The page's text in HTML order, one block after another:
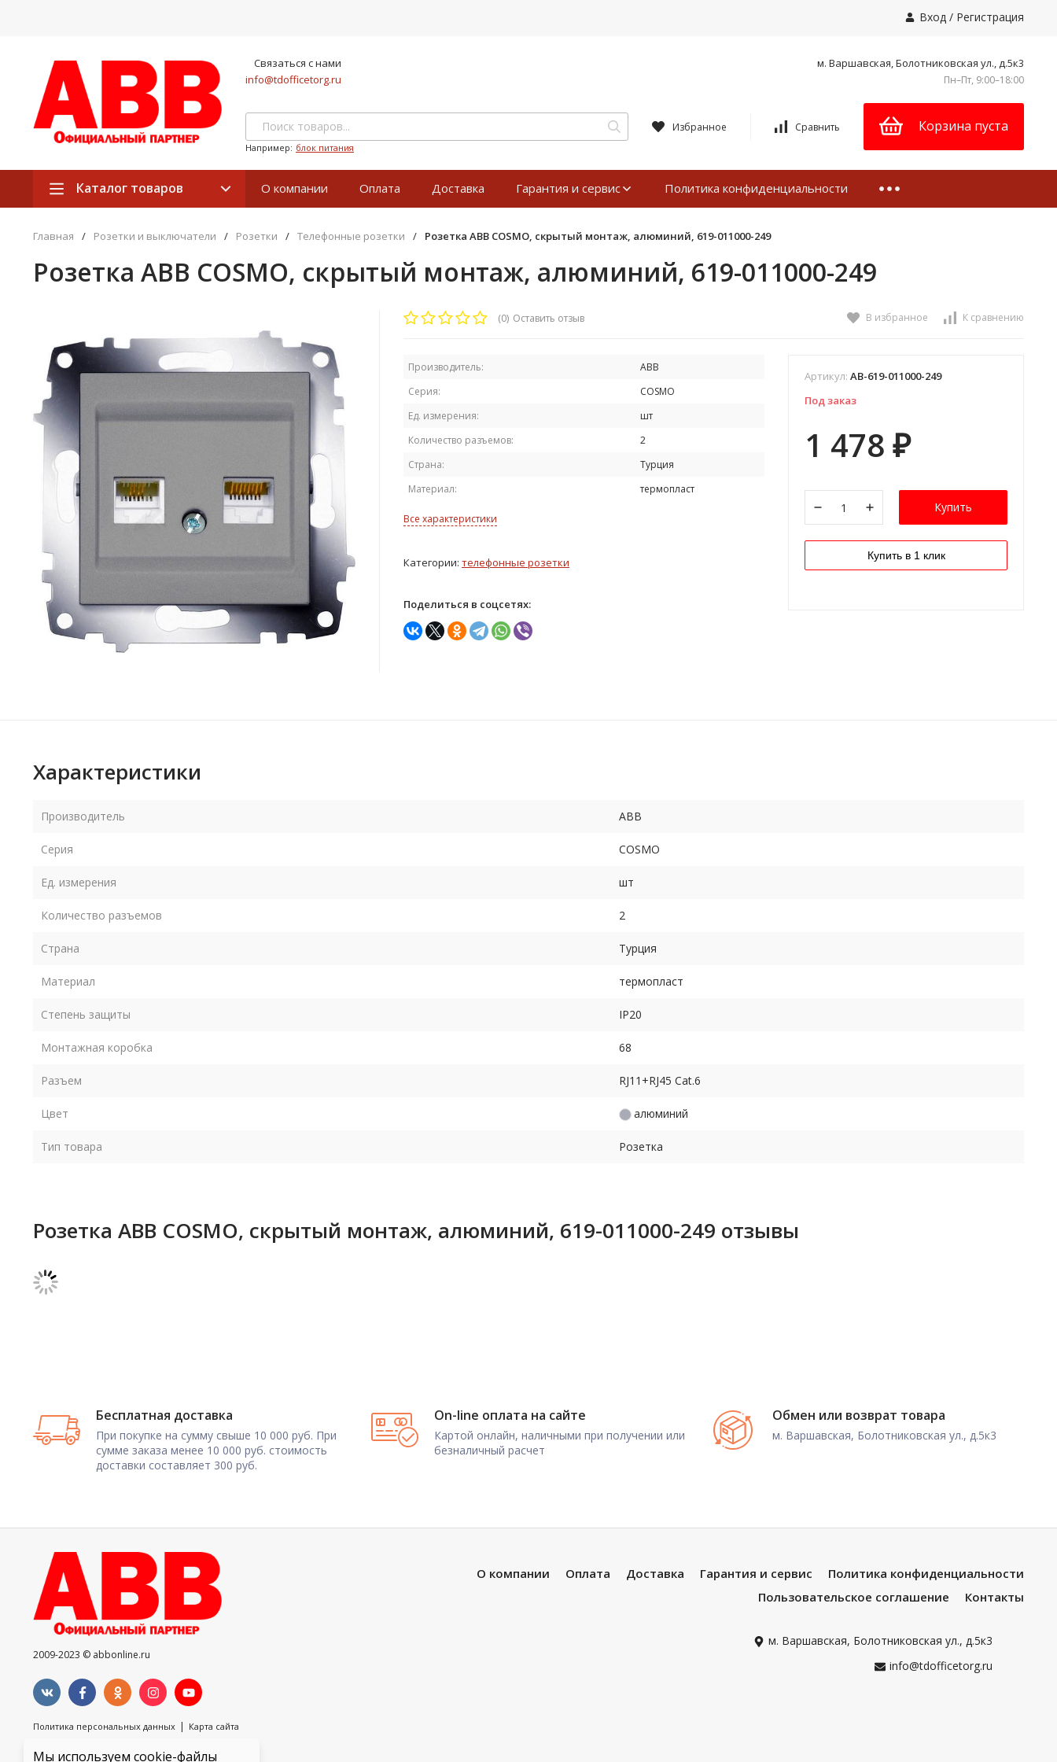
Мы используем cookie-файлы
Вход / Регистрация
Связаться с нами
info@tdofficetorg.ru
м. Варшавская, Болотниковская ул., д.5к3
Пн–Пт, 9:00–18:00
Например: блок питания
Избранное Сравнить Корзина пуста
Каталог товаров О компании Оплата Доставка Гарантия и сервис Политика конфиденциальности
Главная / Розетки и выключатели / Розетки / Телефонные розетки / Розетка ABB COSMO, скрытый монтаж, алюминий, 619-011000-249
Розетка ABB COSMO, скрытый монтаж, алюминий, 619-011000-249
(0) Оставить отзыв В избранное К сравнению
Производитель:
ABB
Серия:
COSMO
Ед. измерения:
шт
Количество разъемов:
2
Страна:
Турция
Материал:
термопласт
Все характеристики
Категории: телефонные розетки
Поделиться в соцсетях:
Артикул: AB-619-011000-249
Под заказ
1 478 ₽
Купить
Купить в 1 клик
Характеристики
Производитель ABB
Серия COSMO
Ед. измерения шт
Количество разъемов 2
Страна Турция
Материал термопласт
Степень защиты IP20
Монтажная коробка 68
Разъем RJ11+RJ45 Cat.6
Цвет алюминий
Тип товара Розетка
Розетка ABB COSMO, скрытый монтаж, алюминий, 619-011000-249 отзывы
Бесплатная доставка
При покупке на сумму свыше 10 000 руб. При
сумме заказа менее 10 000 руб. стоимость
доставки составляет 300 руб.
On-line оплата на сайте
Картой онлайн, наличными при получении или
безналичный расчет
Обмен или возврат товара
м. Варшавская, Болотниковская ул., д.5к3
2009-2023 © abbonline.ru
Политика персональных данных | Карта сайта
О компании Оплата Доставка Гарантия и сервис
Политика конфиденциальности
Пользовательское соглашение
Контакты
м. Варшавская, Болотниковская ул., д.5к3
info@tdofficetorg.ru